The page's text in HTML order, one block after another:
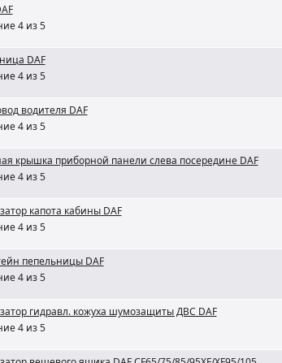
4 из 5
DAF
4 из 5
водителя DAF
4 из 5
крышка приборной панели слева посередине DAF
4 из 5
капота кабины DAF
4 из 5
пепельницы DAF
4 из 5
гидравл. кожуха шумозащиты ДВС DAF
4 из 5